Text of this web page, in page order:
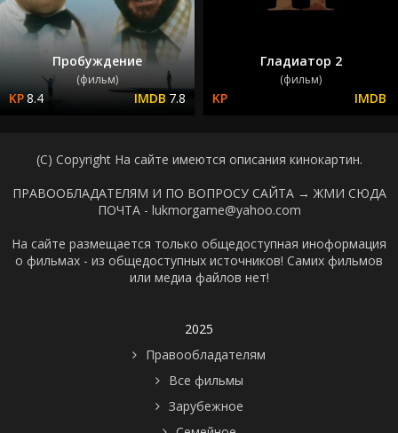
Пробуждение
(фильм)
8.4 7.8
Гладиатор 2
(фильм)
(C) Copyright На сайте имеются описания кинокартин.
ПРАВООБЛАДАТЕЛЯМ И ПО ВОПРОСУ САЙТА → ЖМИ СЮДА
ПОЧТА - lukmorgame@yahoo.com
На сайте размещается только общедоступная иноформация
о фильмах - из общедоступных источников! Самих фильмов
или медиа файлов нет!
2025
Правообладателям
Все фильмы
Зарубежное